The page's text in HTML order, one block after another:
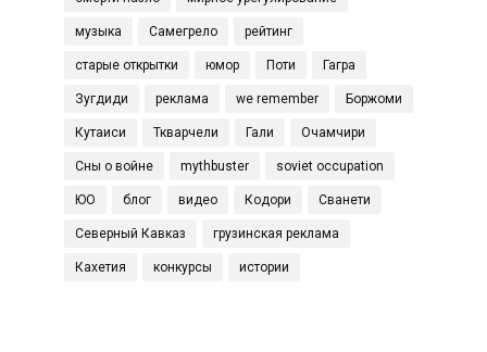
музыка Самегрело рейтинг
старые открытки юмор Поти Гагра
Зугдиди реклама we remember Боржоми
Кутаиси Ткварчели Гали Очамчири
Сны о войне mythbuster soviet occupation
ЮО блог видео Кодори Сванети
Северный Кавказ грузинская реклама
Кахетия конкурсы истории